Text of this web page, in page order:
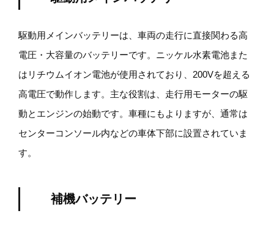
駆動用メインバッテリーは、車両の走行に直接関わる高
電圧・大容量のバッテリーです。ニッケル水素電池また
はリチウムイオン電池が使用されており、200Vを超える
高電圧で動作します。主な役割は、走行用モーターの駆
動とエンジンの始動です。車種にもよりますが、通常は
センターコンソール内などの車体下部に設置されていま
す。
補機バッテリー